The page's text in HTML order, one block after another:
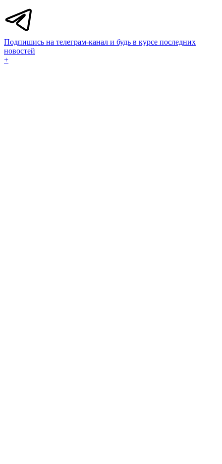
Подпишись на телеграм-канал и будь в курсе последних
новостей
+